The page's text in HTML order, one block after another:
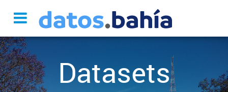
Datasets